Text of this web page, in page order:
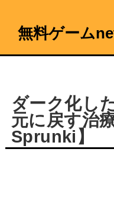
無料ゲーム
ダーク化し
元に戻す治
Sprunki】